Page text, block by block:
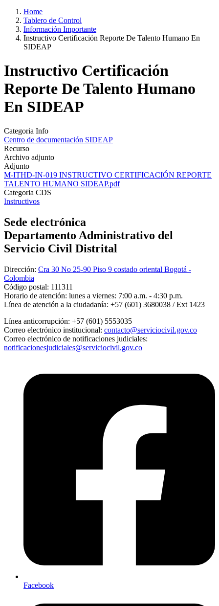
Home
Tablero de Control
Información Importante
Instructivo Certificación Reporte De Talento Humano En
SIDEAP
Instructivo Certificación
Reporte De Talento Humano
En SIDEAP
Categoria Info
Centro de documentación SIDEAP
Recurso
Archivo adjunto
Adjunto
M-ITHD-IN-019 INSTRUCTIVO CERTIFICACIÓN REPORTE
TALENTO HUMANO SIDEAP.pdf
Categoria CDS
Instructivos
Sede electrónica
Departamento Administrativo del
Servicio Civil Distrital
Dirección: Cra 30 No 25-90 Piso 9 costado oriental Bogotá -
Colombia
Código postal: 111311
Horario de atención: lunes a viernes: 7:00 a.m. - 4:30 p.m.
Línea de atención a la ciudadanía: +57 (601) 3680038 / Ext 1423
Línea anticorrupción: +57 (601) 5553035
Correo electrónico institucional: contacto@serviciocivil.gov.co
Correo electrónico de notificaciones judiciales:
notificacionesjudiciales@serviciocivil.gov.co
Facebook